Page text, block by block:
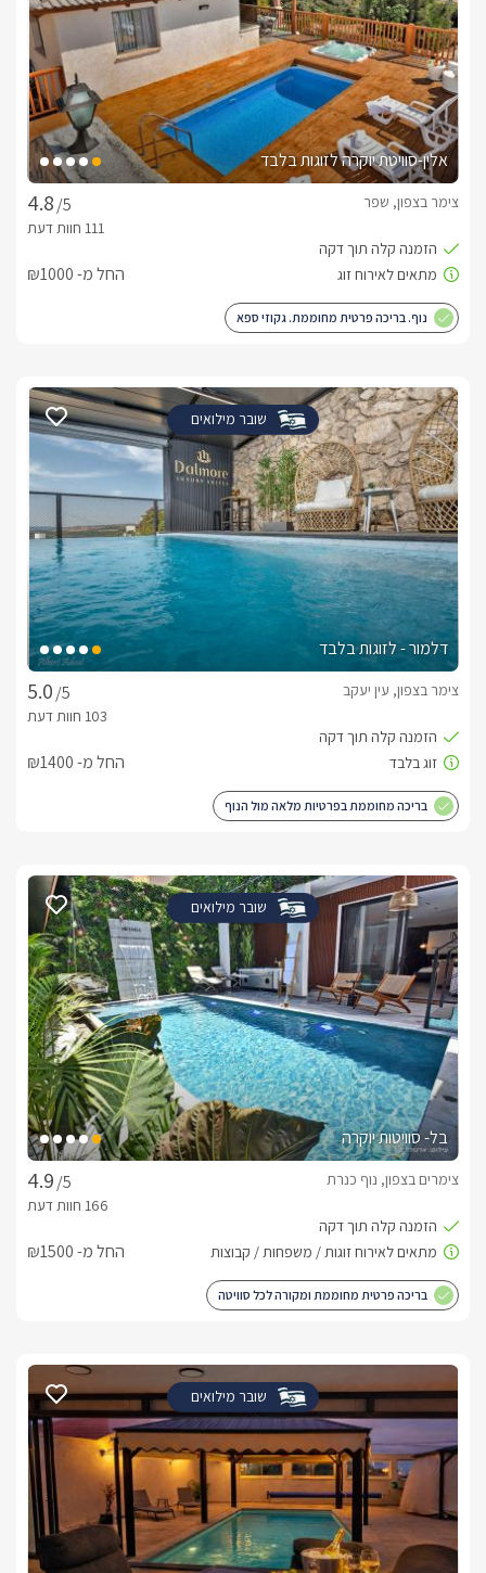
אלין-סוויטת יוקרה לזוגות בלבד
/5
צימר בצפון, שפר
החל מ- ₪1000
נוף. בריכה פרטית מחוממת. גקוזי ספא
שובר מילואים
דלמור - לזוגות בלבד
/5
צימר בצפון, עין יעקב
החל מ- ₪1400
בריכה מחוממת בפרטיות מלאה מול הנוף
שובר מילואים
בל- סוויטות יוקרה
/5
צימרים בצפון, נוף כנרת
החל מ- ₪1500
בריכה פרטית מחוממת ומקורה לכל סוויטה
שובר מילואים